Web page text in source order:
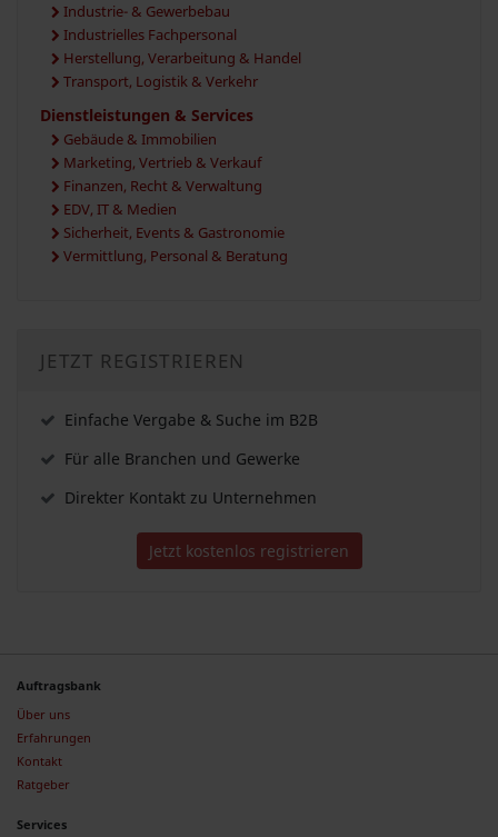
Industrie- & Gewerbebau
Industrielles Fachpersonal
Herstellung, Verarbeitung & Handel
Transport, Logistik & Verkehr
Dienstleistungen & Services
Gebäude & Immobilien
Marketing, Vertrieb & Verkauf
Finanzen, Recht & Verwaltung
EDV, IT & Medien
Sicherheit, Events & Gastronomie
Vermittlung, Personal & Beratung
JETZT REGISTRIEREN
Einfache Vergabe & Suche im B2B
Für alle Branchen und Gewerke
Direkter Kontakt zu Unternehmen
Jetzt kostenlos registrieren
Auftragsbank
Über uns
Erfahrungen
Kontakt
Ratgeber
Services